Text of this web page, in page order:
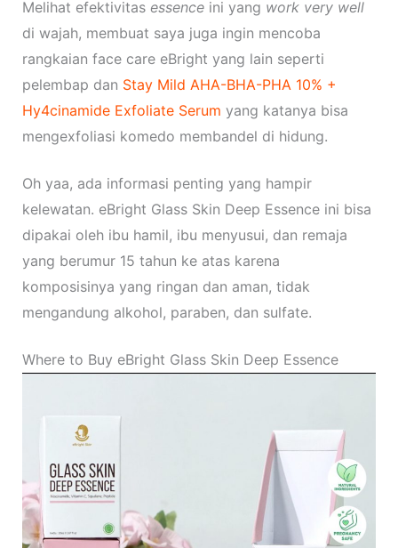
Melihat efektivitas essenceini yang work very well
di wajah, membuat saya juga ingin mencoba
rangkaian face care eBright yang lain seperti
pelembap dan Stay Mild AHA-BHA-PHA 10% +
Hy4cinamide Exfoliate Serum yang katanya bisa
mengexfoliasi komedo membandel di hidung.
Oh yaa, ada informasi penting yang hampir
kelewatan. eBright Glass Skin Deep Essence ini bisa
dipakai oleh ibu hamil, ibu menyusui, dan remaja
yang berumur 15 tahun ke atas karena
komposisinya yang ringan dan aman, tidak
mengandung alkohol, paraben, dan sulfate.
Where to Buy eBright Glass Skin Deep Essence